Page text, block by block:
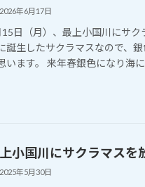
2026年6月17日
日（月）、最上小国川にサ
誕生したサクラマスなので、
います。 来年春銀色になり海
小国川にサクラマスを
2025年5月30日